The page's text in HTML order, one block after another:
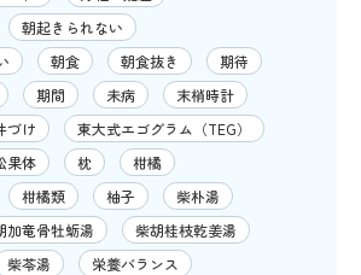
朝起きられない
朝食 朝食抜き
期待
期間 未病
末梢時計
づけ
東大式エゴグラム（TEG）
果体 枕
柑橘
柑橘類 柚子
柴朴湯
加竜骨牡蛎湯
柴胡桂枝乾姜湯
柴苓湯
栄養バランス